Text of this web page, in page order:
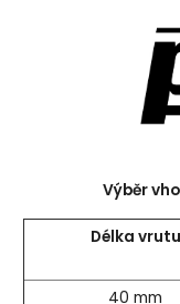
Výběr
Délka vrutu
40 mm